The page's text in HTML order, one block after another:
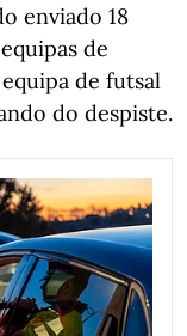
enviado 18
de
de futsal
do despiste.